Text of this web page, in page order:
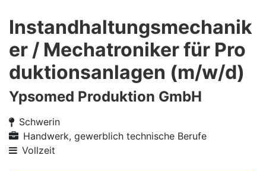
Instandhaltungsmechanik
er / Mechatroniker für Pro
duktionsanlagen (m/w/d)
Ypsomed Produktion GmbH
Schwerin
Handwerk, gewerblich technische Berufe
Vollzeit